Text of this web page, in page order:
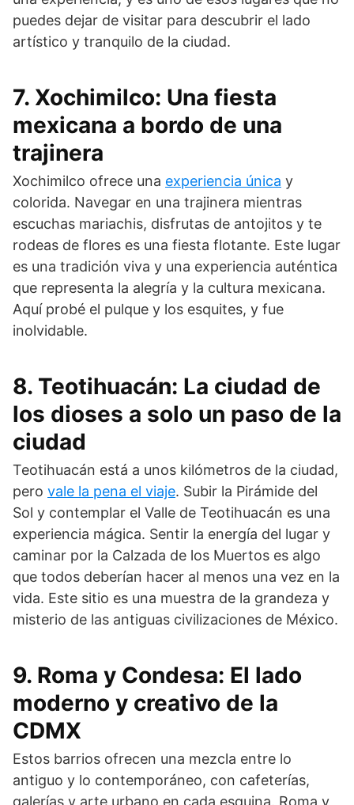
puedes dejar de visitar para descubrir el lado
artístico y tranquilo de la ciudad.
7. Xochimilco: Una fiesta
mexicana a bordo de una
trajinera
Xochimilco ofrece una experiencia única y
colorida. Navegar en una trajinera mientras
escuchas mariachis, disfrutas de antojitos y te
rodeas de flores es una fiesta flotante. Este lugar
es una tradición viva y una experiencia auténtica
que representa la alegría y la cultura mexicana.
Aquí probé el pulque y los esquites, y fue
inolvidable.
8. Teotihuacán: La ciudad de
los dioses a solo un paso de la
ciudad
Teotihuacán está a unos kilómetros de la ciudad,
pero vale la pena el viaje. Subir la Pirámide del
Sol y contemplar el Valle de Teotihuacán es una
experiencia mágica. Sentir la energía del lugar y
caminar por la Calzada de los Muertos es algo
que todos deberían hacer al menos una vez en la
vida. Este sitio es una muestra de la grandeza y
misterio de las antiguas civilizaciones de México.
9. Roma y Condesa: El lado
moderno y creativo de la
CDMX
Estos barrios ofrecen una mezcla entre lo
antiguo y lo contemporáneo, con cafeterías,